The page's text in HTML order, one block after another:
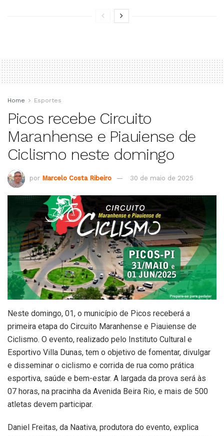
Home Esportes
Picos recebe Circuito
Maranhense e Piauiense de
Ciclismo neste domingo
por Marcelo Costa Ribeiro 30 de maio de 2025
Neste domingo, 01, o município de Picos receberá a
primeira etapa do Circuito Maranhense e Piauiense de
Ciclismo. O evento, realizado pelo Instituto Cultural e
Esportivo Villa Dunas, tem o objetivo de fomentar, divulgar
e disseminar o ciclismo e corrida de rua como prática
esportiva, saúde e bem-estar. A largada da prova será às
07 horas, na pracinha da Avenida Beira Rio, e mais de 500
atletas devem participar.
Daniel Freitas, da Naativa, produtora do evento, explica